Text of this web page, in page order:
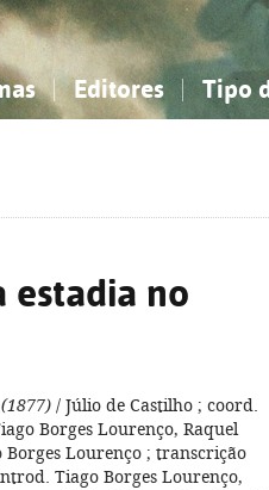
Editores Tipo
estadia no
/ Júlio de Castilho ; coord.
Borges Lourenço, Raquel
Borges Lourenço ; transcrição
Tiago Borges Lourenço,